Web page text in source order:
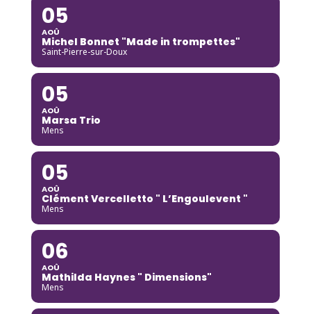
05
AOÛ
Michel Bonnet "Made in trompettes"
Saint-Pierre-sur-Doux
05
AOÛ
Marsa Trio
Mens
05
AOÛ
Clément Vercelletto " L’Engoulevent "
Mens
06
AOÛ
Mathilda Haynes " Dimensions"
Mens